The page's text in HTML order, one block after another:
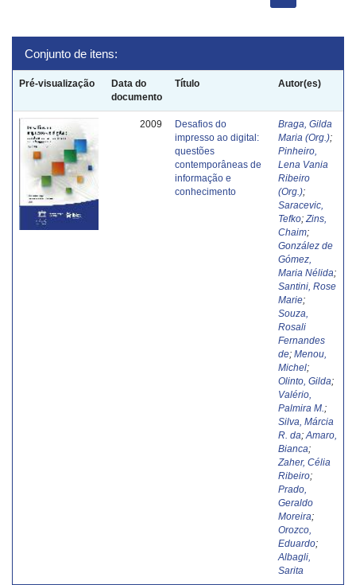
Conjunto de itens:
Pré-visualização
Data do
documento
Título Autor(es)
2009
Desafios do
impresso ao digital:
questões
contemporâneas de
informação e
conhecimento
Braga, Gilda
Maria (Org.);
Pinheiro,
Lena Vania
Ribeiro
(Org.);
Saracevic,
Tefko; Zins,
Chaim;
González de
Gómez,
Maria Nélida;
Santini, Rose
Marie;
Souza,
Rosali
Fernandes
de; Menou,
Michel;
Olinto, Gilda;
Valério,
Palmira M. ;
Silva, Márcia
R. da; Amaro,
Bianca;
Zaher, Célia
Ribeiro;
Prado,
Geraldo
Moreira;
Orozco,
Eduardo;
Albagli,
Sarita